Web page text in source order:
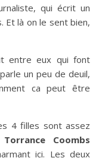
qui écrit un
Et là on le sent bien,
entre eux qui font
un peu de deuil,
ca peut être
4 filles sont assez
Torrance Coombs
ici. Les deux